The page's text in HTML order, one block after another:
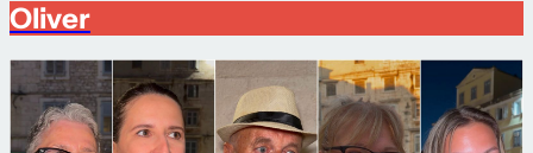
Oliver